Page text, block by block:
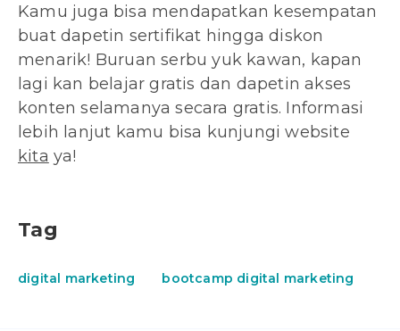
Kamu juga bisa mendapatkan kesempatan
buat dapetin sertifikat hingga diskon
menarik! Buruan serbu yuk kawan, kapan
lagi kan belajar gratis dan dapetin akses
konten selamanya secara gratis. Informasi
lebih lanjut kamu bisa kunjungi website
kita ya!
Tag
digital marketing bootcamp digital marketing